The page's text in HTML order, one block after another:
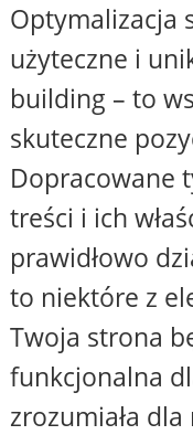
Optymalizacja
użyteczne i
building – to
skuteczne
Dopracowane
treści i ich
prawidłowo
to niektóre z
Twoja strona
funkcjonalna
zrozumiała